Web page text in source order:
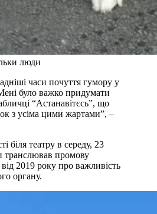
люди
часи почуття гумору у
було важко придумати
“Астанавітєсь”, що
з усіма цими жартами”, –
біля театру в середу, 23
транслював промову
2019 року про важливість
органу.